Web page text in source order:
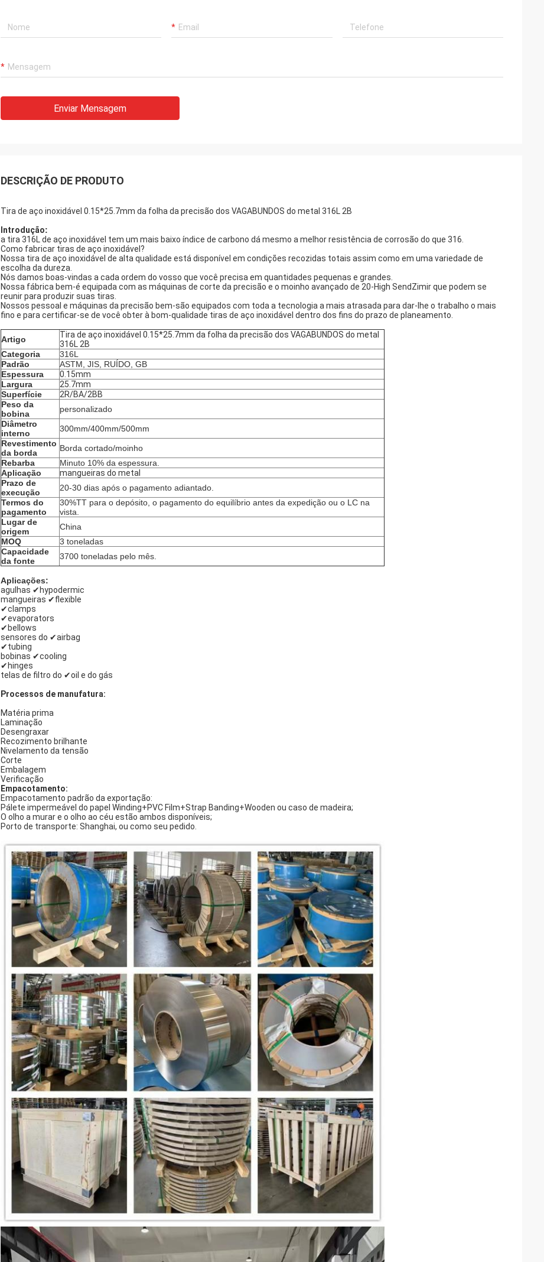
Enviar Mensagem
DESCRIÇÃO DE PRODUTO
Tira de aço inoxidável 0.15*25.7mm da folha da precisão dos VAGABUNDOS do metal 316L 2B
Introdução:
a tira 316L de aço inoxidável tem um mais baixo índice de carbono dá mesmo a melhor resistência de corrosão do que 316.
Como fabricar tiras de aço inoxidável?
Nossa tira de aço inoxidável de alta qualidade está disponível em condições recozidas totais assim como em uma variedade de
escolha da dureza.
Nós damos boas-vindas a cada ordem do vosso que você precisa em quantidades pequenas e grandes.
Nossa fábrica bem-é equipada com as máquinas de corte da precisão e o moinho avançado de 20-High SendZimir que podem se
reunir para produzir suas tiras.
Nossos pessoal e máquinas da precisão bem-são equipados com toda a tecnologia a mais atrasada para dar-lhe o trabalho o mais
fino e para certificar-se de você obter à bom-qualidade tiras de aço inoxidável dentro dos fins do prazo de planeamento.
Artigo
Tira de aço inoxidável 0.15*25.7mm da folha da precisão dos VAGABUNDOS do metal
316L 2B
Categoria
316L
Padrão
ASTM, JIS, RUÍDO, GB
Espessura
0.15mm
Largura
25.7mm
Superfície
2R/BA/2BB
Peso da
bobina
personalizado
Diâmetro
interno
300mm/400mm/500mm
Revestimento
da borda
Borda cortado/moinho
Rebarba
Minuto 10% da espessura.
Aplicação
mangueiras do metal
Prazo de
execução
20-30 dias após o pagamento adiantado.
Termos do
pagamento
30%TT para o depósito, o pagamento do equilíbrio antes da expedição ou o LC na
vista.
Lugar de
origem
China
MOQ
3 toneladas
Capacidade
da fonte
3700 toneladas pelo mês.
Aplicações:
agulhas ✔hypodermic
mangueiras ✔flexible
✔clamps
✔evaporators
✔bellows
sensores do ✔airbag
✔tubing
bobinas ✔cooling
✔hinges
telas de filtro do ✔oil e do gás
Processos de manufatura:
Matéria prima
Laminação
Desengraxar
Recozimento brilhante
Nivelamento da tensão
Corte
Embalagem
Verificação
Empacotamento:
Empacotamento padrão da exportação:
Pálete impermeável do papel Winding+PVC Film+Strap Banding+Wooden ou caso de madeira;
O olho a murar e o olho ao céu estão ambos disponíveis;
Porto de transporte: Shanghai, ou como seu pedido.